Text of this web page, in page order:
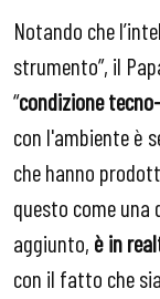
Notando che
strumento”, il
“condizione
con l'ambiente è
che hanno
questo come una
aggiunto, è in
con il fatto che